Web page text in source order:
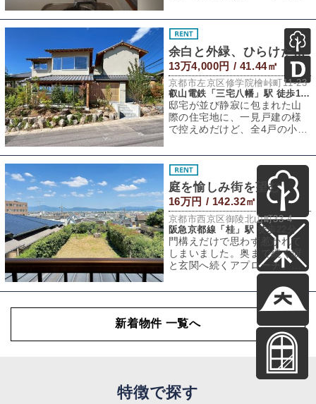
る1LDKが生
余白と外緑、ひらけた暮らし
13万4,000円 / 41.44㎡
京都市左京区修学院檜峠町11-23
叡山電鉄「三宅八幡」駅 徒歩14分
邸宅が並び静寂に包まれた山
際の住宅地に、一見戸建の様
で控えめだけど、全4戸の小さ
様な小規模集合
庭を愉しみ街を望む
16万円 / 142.32㎡
京都市西京区御陵北山町33-4
阪急京都線「桂」駅 徒歩22分
門構えだけで思わず惹かれて
しまいました。奥まで続く塀
と玄関へ続くアプローチ。そ
れだけで”この先には何がある
んだろう”と自
新着物件 一覧へ
特徴で探す